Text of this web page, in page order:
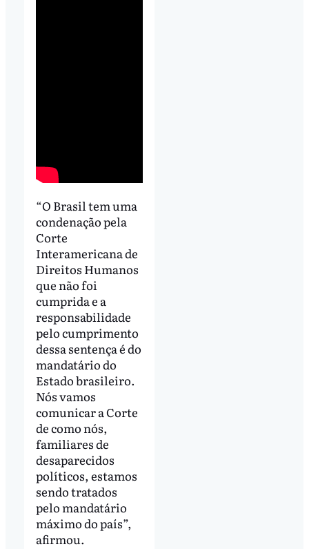
“O Brasil tem uma
condenação pela
Corte
Interamericana de
Direitos Humanos
que não foi
cumprida e a
responsabilidade
pelo cumprimento
dessa sentença é do
mandatário do
Estado brasileiro.
Nós vamos
comunicar a Corte
de como nós,
familiares de
desaparecidos
políticos, estamos
sendo tratados
pelo mandatário
máximo do país”,
afirmou.